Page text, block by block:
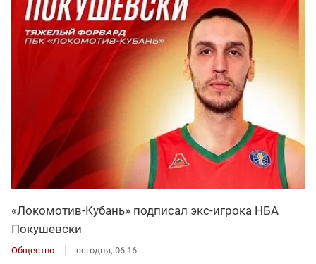
«Локомотив-Кубань» подписал экс-игрока НБА
Покушевски
Общество сегодня, 06:16